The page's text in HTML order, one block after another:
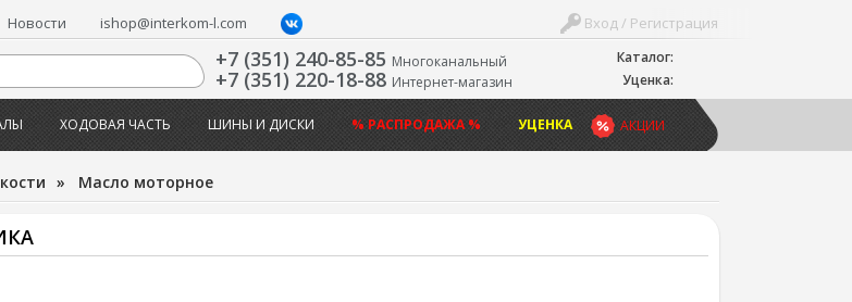
Каталог:
Уценка:
Вход / Регистрация
Новости ishop@interkom-l.com
+7 (351) 240-85-85 Многоканальный
+7 (351) 220-18-88 Интернет-магазин
АКЦИИ
ХОДОВАЯ ЧАСТЬ ШИНЫ И ДИСКИ % РАСПРОДАЖА % УЦЕНКА
» Масло моторное